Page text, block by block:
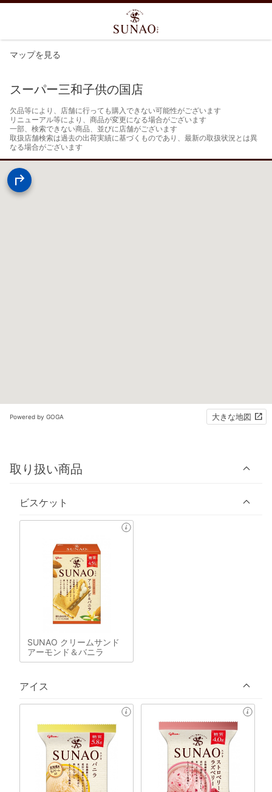
マップを見る
スーパー三和子供の国店
欠品等により、店舗に行っても購入できない可能性がございます
リニューアル等により、商品が変更になる場合がございます
一部、検索できない商品、並びに店舗がございます
取扱店舗検索は過去の出荷実績に基づくものであり、最新の取扱状況とは異
なる場合がございます
Powered by GOGA 大きな地図
取り扱い商品
ビスケット
SUNAO クリームサンド
アーモンド＆バニラ
アイス